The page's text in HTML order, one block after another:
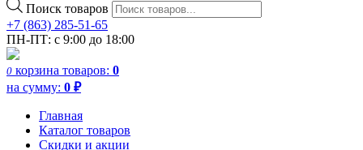
Поиск товаров
+7 (863) 285-51-65
ПН-ПТ: с 9:00 до 18:00
0 корзина товаров: 0
на сумму: 0 ₽
Главная
Каталог товаров
Скидки и акции